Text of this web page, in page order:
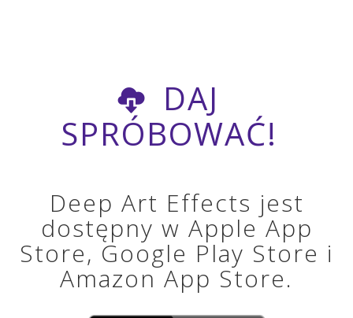
DAJ
SPRÓBOWAĆ!
Deep Art Effects jest
dostępny w Apple App
Store, Google Play Store i
Amazon App Store.